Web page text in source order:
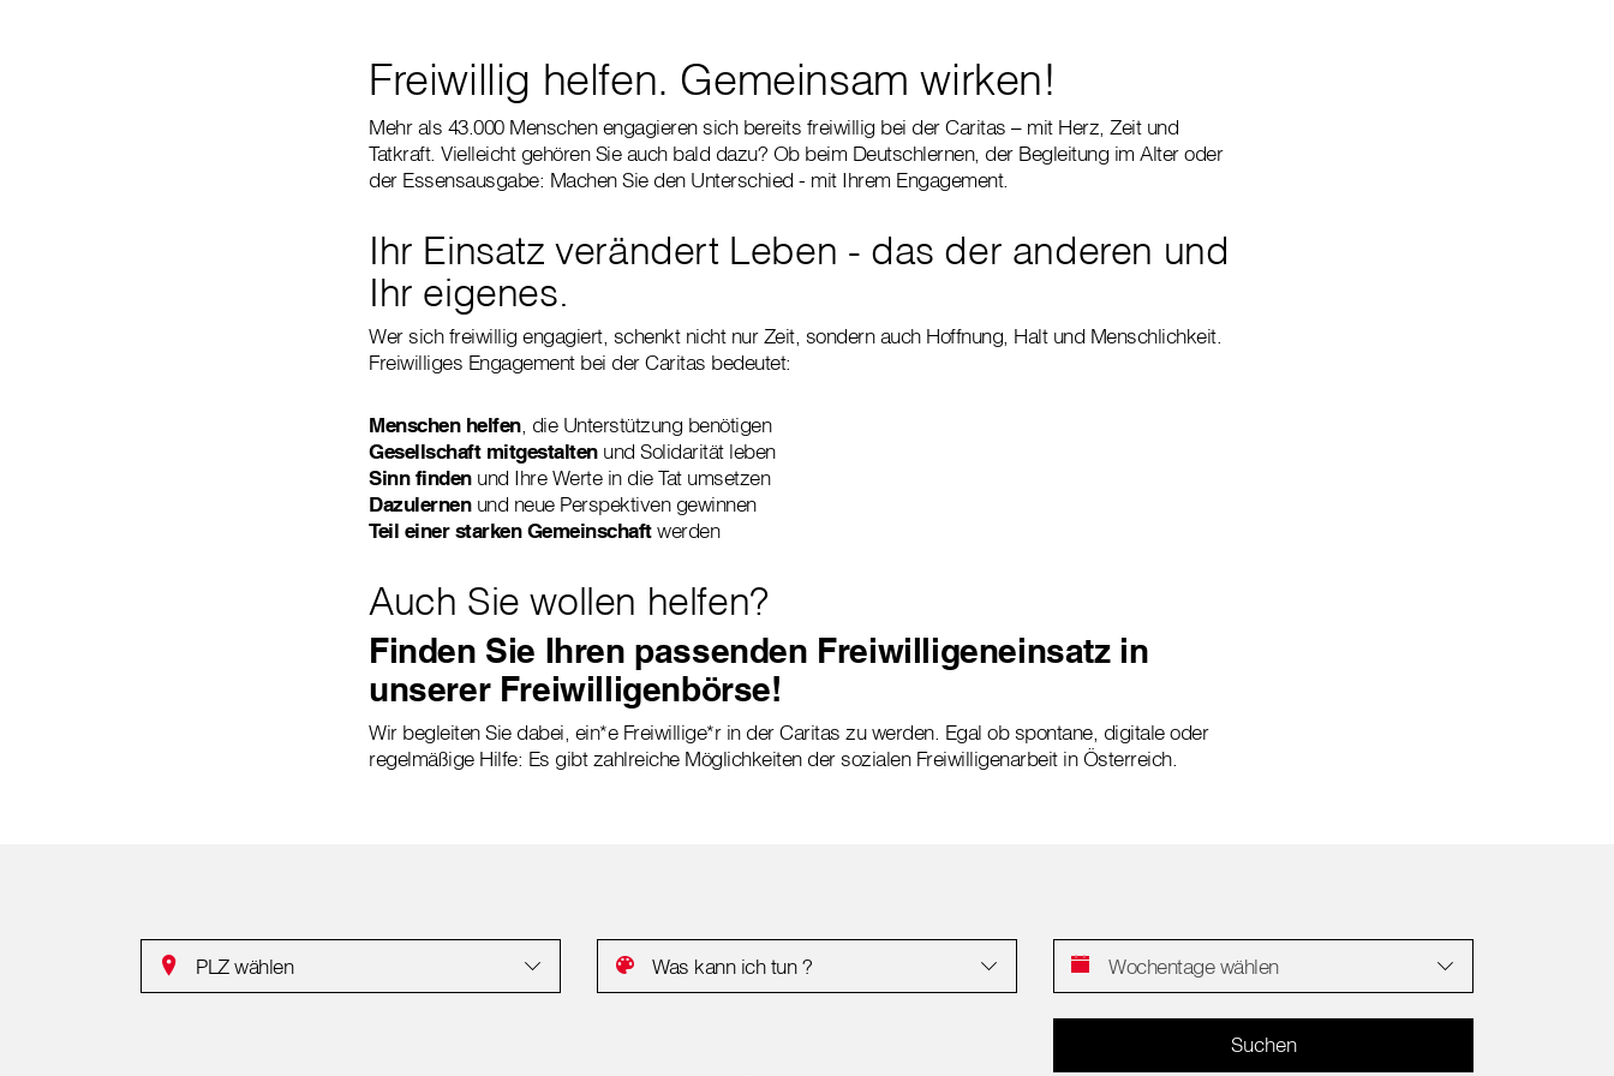
Freiwillig helfen. Gemeinsam wirken!
Mehr als 43.000 Menschen engagieren sich bereits freiwillig bei der Caritas – mit Herz, Zeit und
Tatkraft. Vielleicht gehören Sie auch bald dazu? Ob beim Deutschlernen, der Begleitung im Alter oder
der Essensausgabe: Machen Sie den Unterschied - mit Ihrem Engagement.
Ihr Einsatz verändert Leben - das der anderen und
Ihr eigenes.
Wer sich freiwillig engagiert, schenkt nicht nur Zeit, sondern auch Hoffnung, Halt und Menschlichkeit.
Freiwilliges Engagement bei der Caritas bedeutet:
Menschen helfen, die Unterstützung benötigen
Gesellschaft mitgestaltenund Solidarität leben
Sinn findenund Ihre Werte in die Tat umsetzen
Dazulernenund neue Perspektiven gewinnen
Teil einer starken Gemeinschaftwerden
Auch Sie wollen helfen?
Finden Sie Ihren passenden Freiwilligeneinsatz in
unserer Freiwilligenbörse!
Wir begleiten Sie dabei, ein*e Freiwillige*r in der Caritas zu werden. Egal ob spontane, digitale oder
regelmäßige Hilfe: Es gibt zahlreiche Möglichkeiten der sozialen Freiwilligenarbeit in Österreich.
PLZ wählen Was kann ich tun ? Wochentage wählen